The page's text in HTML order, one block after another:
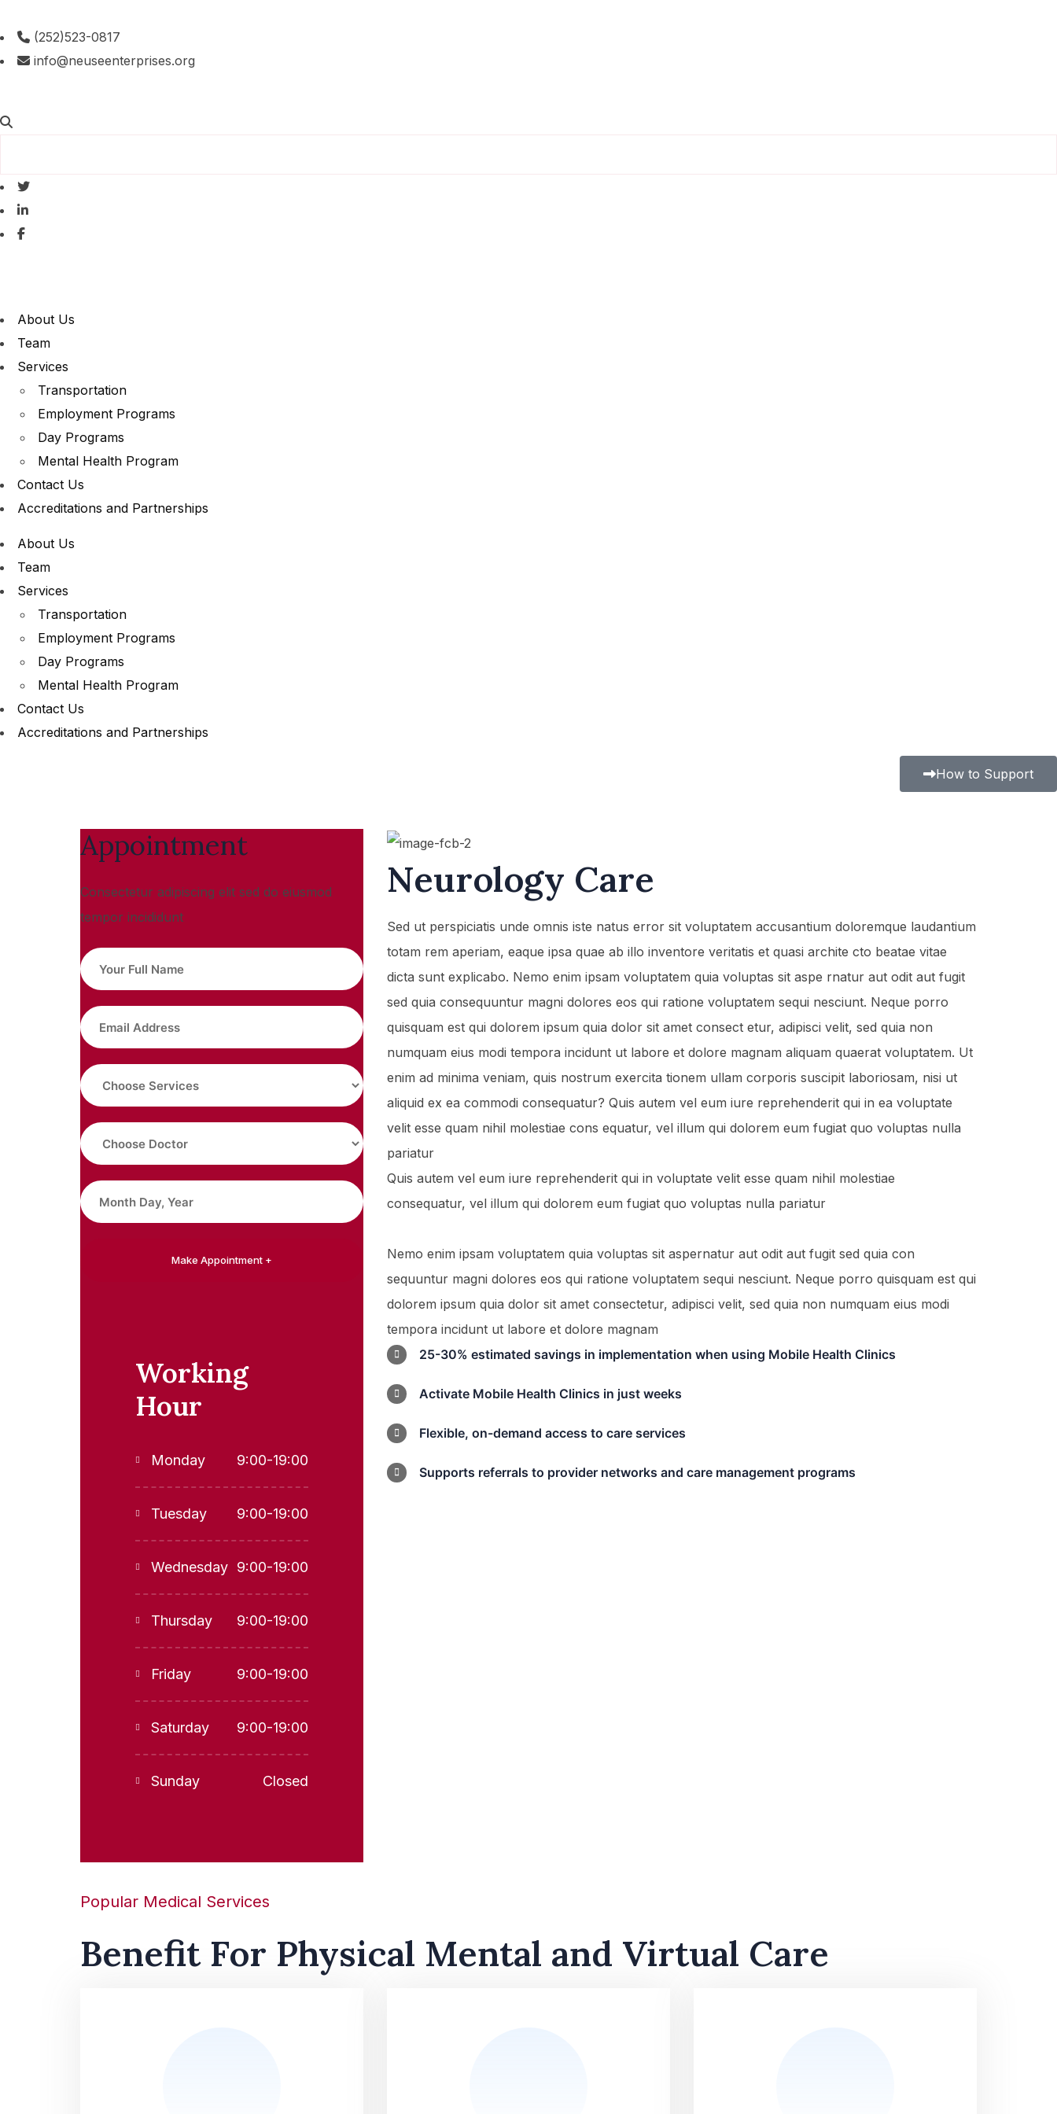
(252)523-0817
info@neuseenterprises.org
About Us
Team
Services
Transportation
Employment Programs
Day Programs
Mental Health Program
Contact Us
Accreditations and Partnerships
About Us
Team
Services
Transportation
Employment Programs
Day Programs
Mental Health Program
Contact Us
Accreditations and Partnerships
How to Support
Appointment
Consectetur adipiscing elit sed do eiusmod
tempor incididunt
Working
Hour
Monday 9:00-19:00
Tuesday 9:00-19:00
Wednesday 9:00-19:00
Thursday 9:00-19:00
Friday 9:00-19:00
Saturday 9:00-19:00
Sunday Closed
Neurology Care
Sed ut perspiciatis unde omnis iste natus error sit voluptatem accusantium doloremque laudantium
totam rem aperiam, eaque ipsa quae ab illo inventore veritatis et quasi archite cto beatae vitae
dicta sunt explicabo. Nemo enim ipsam voluptatem quia voluptas sit aspe rnatur aut odit aut fugit
sed quia consequuntur magni dolores eos qui ratione voluptatem sequi nesciunt. Neque porro
quisquam est qui dolorem ipsum quia dolor sit amet consect etur, adipisci velit, sed quia non
numquam eius modi tempora incidunt ut labore et dolore magnam aliquam quaerat voluptatem. Ut
enim ad minima veniam, quis nostrum exercita tionem ullam corporis suscipit laboriosam, nisi ut
aliquid ex ea commodi consequatur? Quis autem vel eum iure reprehenderit qui in ea voluptate
velit esse quam nihil molestiae cons equatur, vel illum qui dolorem eum fugiat quo voluptas nulla
pariatur
Quis autem vel eum iure reprehenderit qui in voluptate velit esse quam nihil molestiae
consequatur, vel illum qui dolorem eum fugiat quo voluptas nulla pariatur
Nemo enim ipsam voluptatem quia voluptas sit aspernatur aut odit aut fugit sed quia con
sequuntur magni dolores eos qui ratione voluptatem sequi nesciunt. Neque porro quisquam est qui
dolorem ipsum quia dolor sit amet consectetur, adipisci velit, sed quia non numquam eius modi
tempora incidunt ut labore et dolore magnam
25-30% estimated savings in implementation when using Mobile Health Clinics
Activate Mobile Health Clinics in just weeks
Flexible, on-demand access to care services
Supports referrals to provider networks and care management programs
Popular Medical Services
Benefit For Physical Mental and Virtual Care